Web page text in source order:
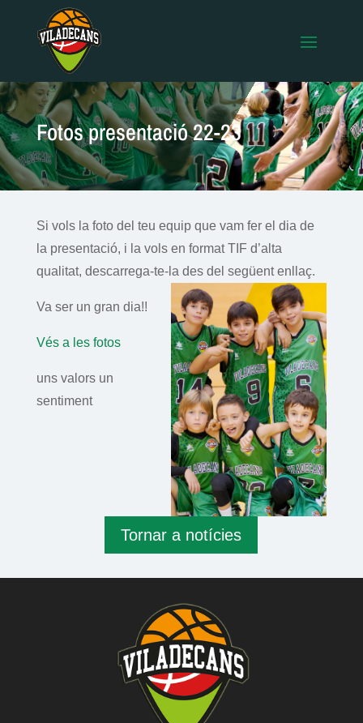
Fotos presentació 22-23
Si vols la foto del teu equip que vam fer el dia de
la presentació, i la vols en format TIF d’alta
qualitat, descarrega-te-la des del següent enllaç.
Va ser un gran dia!!
Vés a les fotos
uns valors un
sentiment
Tornar a notícies